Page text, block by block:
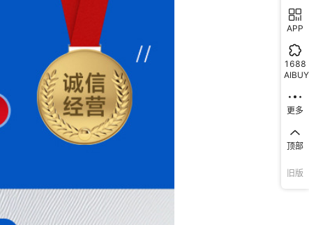
APP
1688
AIBUY
更多
顶部
旧版